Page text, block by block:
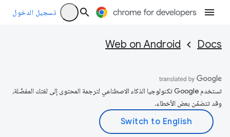
تسجيل الدخول
Docs
Web on Android
تستخدم Google تكنولوجيا الذكاء الاصطناعي لترجمة المحتوى إلى لغتك المفضّلة،
وقد تتضمّن بعض الأخطاء.